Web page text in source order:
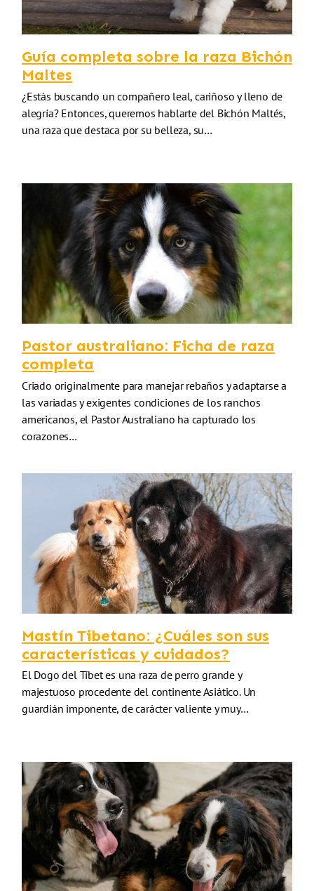
Guía completa sobre la raza Bichón
Maltes
¿Estás buscando un compañero leal, cariñoso y lleno de
alegría? Entonces, queremos hablarte del Bichón Maltés,
una raza que destaca por su belleza, su…
Pastor australiano: Ficha de raza
completa
Criado originalmente para manejar rebaños y adaptarse a
las variadas y exigentes condiciones de los ranchos
americanos, el Pastor Australiano ha capturado los
corazones…
Mastín Tibetano: ¿Cuáles son sus
características y cuidados?
El Dogo del Tíbet es una raza de perro grande y
majestuoso procedente del continente Asiático. Un
guardián imponente, de carácter valiente y muy…